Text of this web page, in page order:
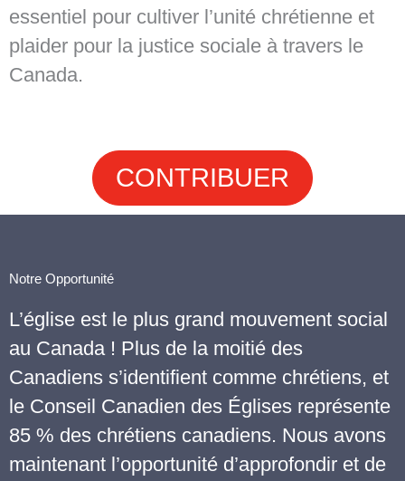
essentiel pour cultiver l’unité chrétienne et
plaider pour la justice sociale à travers le
Canada.
CONTRIBUER
Notre Opportunité
L’église est le plus grand mouvement social
au Canada ! Plus de la moitié des
Canadiens s’identifient comme chrétiens, et
le Conseil Canadien des Églises représente
85 % des chrétiens canadiens. Nous avons
maintenant l’opportunité d’approfondir et de